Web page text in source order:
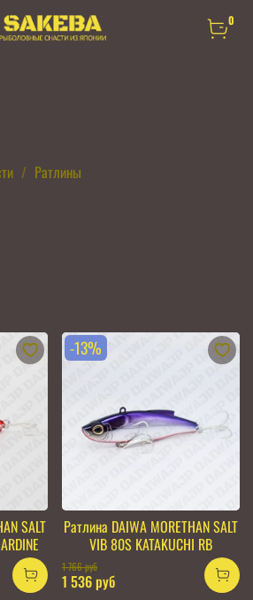
0
Ратлины
SALT
-13%
Ратлина DAIWA MORETHAN SALT
VIB 80S KATAKUCHI RB
1 766 руб
1 536 руб